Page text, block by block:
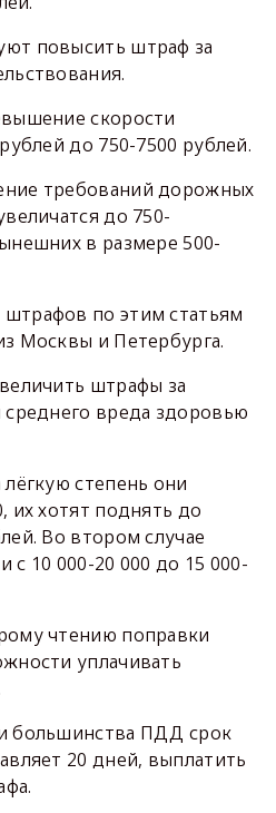
повысить штраф за
скорости
до 750-7500 рублей.
требований дорожных
до 750-
в размере 500-
по этим статьям
Москвы и Петербурга.
штрафы за
среднего вреда здоровью
степень они
их хотят поднять до
Во втором случае
10 000-20 000 до 15 000-
чтению поправки
уплачивать
большинства ПДД срок
20 дней, выплатить